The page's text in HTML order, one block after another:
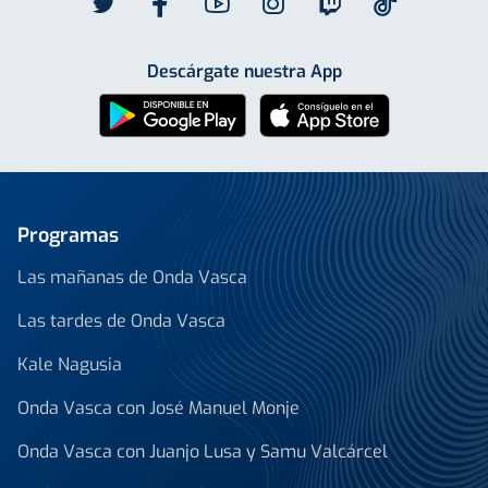
Descárgate nuestra App
Programas
Las mañanas de Onda Vasca
Las tardes de Onda Vasca
Kale Nagusia
Onda Vasca con José Manuel Monje
Onda Vasca con Juanjo Lusa y Samu Valcárcel